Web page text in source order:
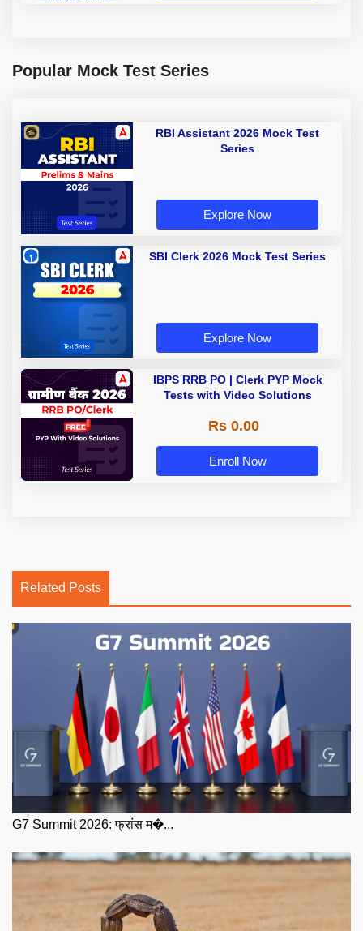
Popular Mock Test Series
RBI Assistant 2026 Mock Test
Series
Explore Now
SBI Clerk 2026 Mock Test Series
Explore Now
IBPS RRB PO | Clerk PYP Mock
Tests with Video Solutions
Rs 0.00
Enroll Now
Related Posts
G7 Summit 2026: फ्रांस म�...